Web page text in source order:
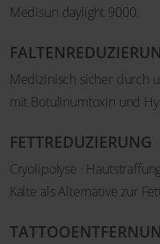
Medisun daylight 9000.
Medizinisch sicher durch
mit Botulinumtoxin und
FETTREDUZIERUNG
Cryolipolyse ·
Kälte als Alternative zur